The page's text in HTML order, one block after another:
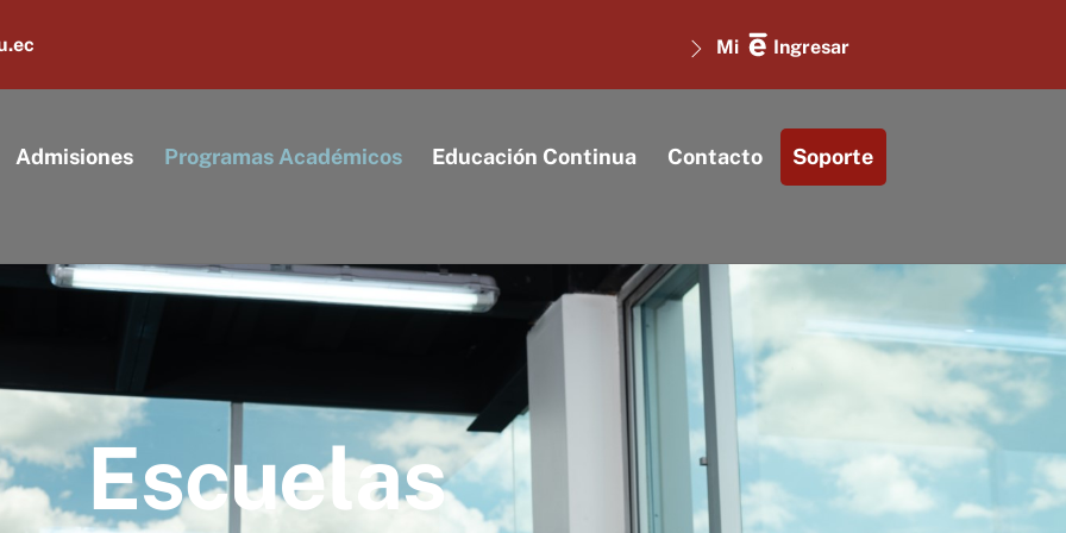
Mi Ingresar
Admisiones Programas Académicos Educación Continua Contacto Soporte
Escuelas